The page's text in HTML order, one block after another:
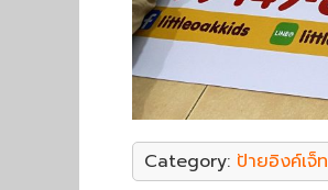
Category: ป้ายอิงค์เจ็ท